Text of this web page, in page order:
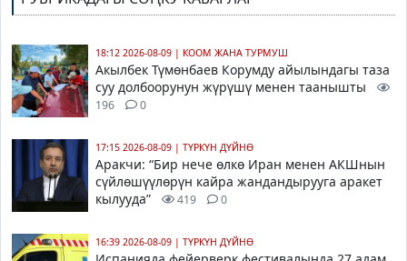
18:12 2026-08-09 | КООМ ЖАНА ТУРМУШ
Акылбек Түмөнбаев Корумду айылындагы таза
суу долбоорунун жүрүшү менен таанышты
196 0
17:15 2026-08-09 | ТҮРКҮН ДҮЙНӨ
Аракчи: “Бир нече өлкө Иран менен АКШнын
сүйлөшүүлөрүн кайра жандандырууга аракет
кылууда”
419 0
16:39 2026-08-09 | ТҮРКҮН ДҮЙНӨ